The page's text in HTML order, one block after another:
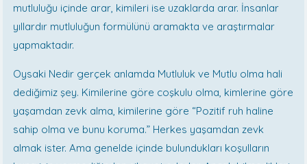
mutluluğu içinde arar, kimileri ise uzaklarda arar. İnsanlar
yıllardır mutluluğun formülünü aramakta ve araştırmalar
yapmaktadır.
Oysaki Nedir gerçek anlamda Mutluluk ve Mutlu olma hali
dediğimiz şey. Kimilerine göre coşkulu olma, kimlerine göre
yaşamdan zevk alma, kimilerine göre “Pozitif ruh haline
sahip olma ve bunu koruma.” Herkes yaşamdan zevk
almak ister. Ama genelde içinde bulundukları koşulların